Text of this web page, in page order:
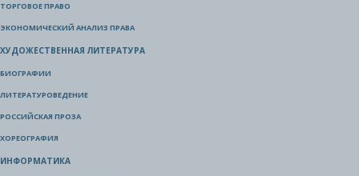
ТОРГОВОЕ ПРАВО
ЭКОНОМИЧЕСКИЙ АНАЛИЗ ПРАВА
ХУДОЖЕСТВЕННАЯ ЛИТЕРАТУРА
БИОГРАФИИ
ЛИТЕРАТУРОВЕДЕНИЕ
РОССИЙСКАЯ ПРОЗА
ХОРЕОГРАФИЯ
ИНФОРМАТИКА